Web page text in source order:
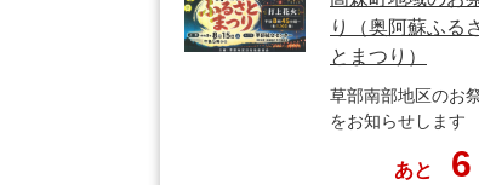
り（奥阿蘇ふる
とまつり）
草部南部地区のお
をお知らせします
あと 6